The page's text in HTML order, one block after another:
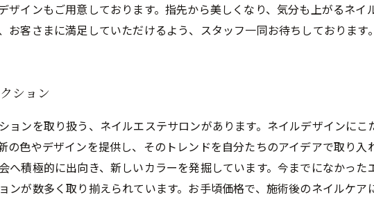
ザインもご用意しております。指先から美しくなり、気分も上がるネ
お客さまに満足していただけるよう、スタッフ一同お待ちしております。
ション
ョンを取り扱う、ネイルエステサロンがあります。ネイルデザインに
の色やデザインを提供し、そのトレンドを自分たちのアイデアで取り
へ積極的に出向き、新しいカラーを発掘しています。今までになかっ
ンが数多く取り揃えられています。お手頃価格で、施術後のネイルケ